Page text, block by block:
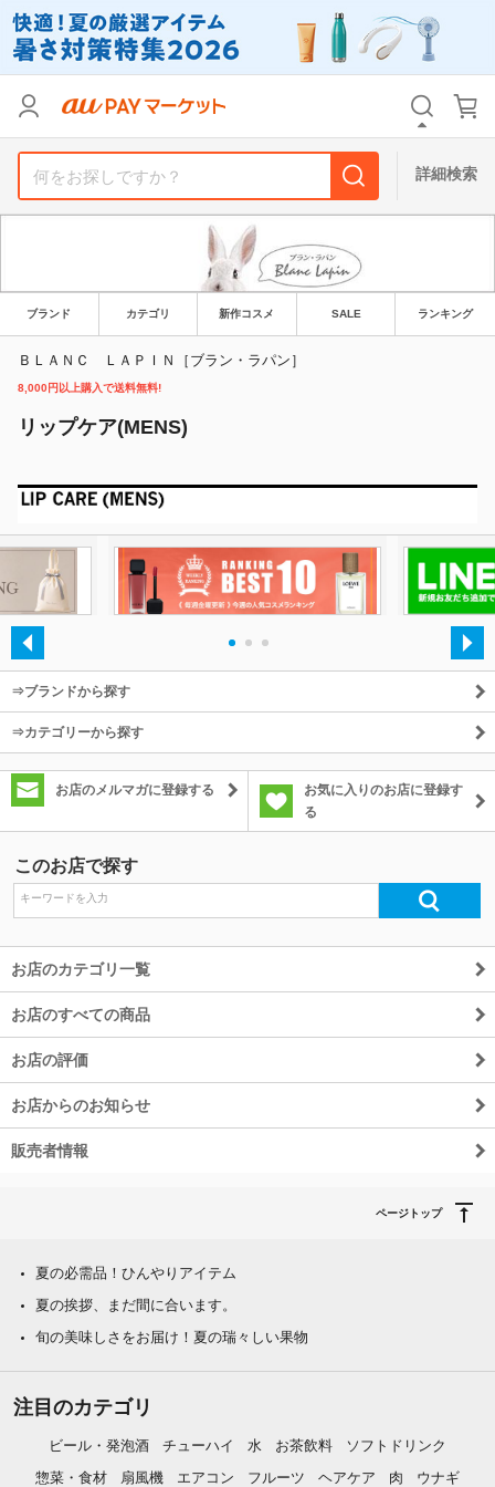
詳細検索
ブランド カテゴリ 新作コスメ SALE ランキング
ＢＬＡＮＣ ＬＡＰＩＮ［ブラン・ラパン］
8,000円以上購入で送料無料!
リップケア(MENS)
⇒ブランドから探す
⇒カテゴリーから探す
お店のメルマガに登録する
お気に入りのお店に登録す
る
このお店で探す
お店のカテゴリ一覧
お店のすべての商品
お店の評価
お店からのお知らせ
販売者情報
ページトップ
夏の必需品！ひんやりアイテム
夏の挨拶、まだ間に合います。
旬の美味しさをお届け！夏の瑞々しい果物
注目のカテゴリ
ビール・発泡酒 チューハイ 水 お茶飲料
ソフトドリンク
惣菜・食材
扇風機 エアコン フルーツ ヘアケア 肉 ウナギ
支払い方法
送料無料 タイムセール
Pontaパス特典対象すべて ポイントUPセレクトのみ
除外ワード